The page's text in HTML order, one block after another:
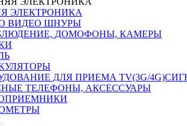
ЭЛЕКТРОНИКА
ВИДЕО ШНУРЫ
ДОМОФОНЫ, КАМЕРЫ
ДЛЯ ПРИЕМА TV(3G/
ТЕЛЕФОНЫ, АКСЕССУАРЫ